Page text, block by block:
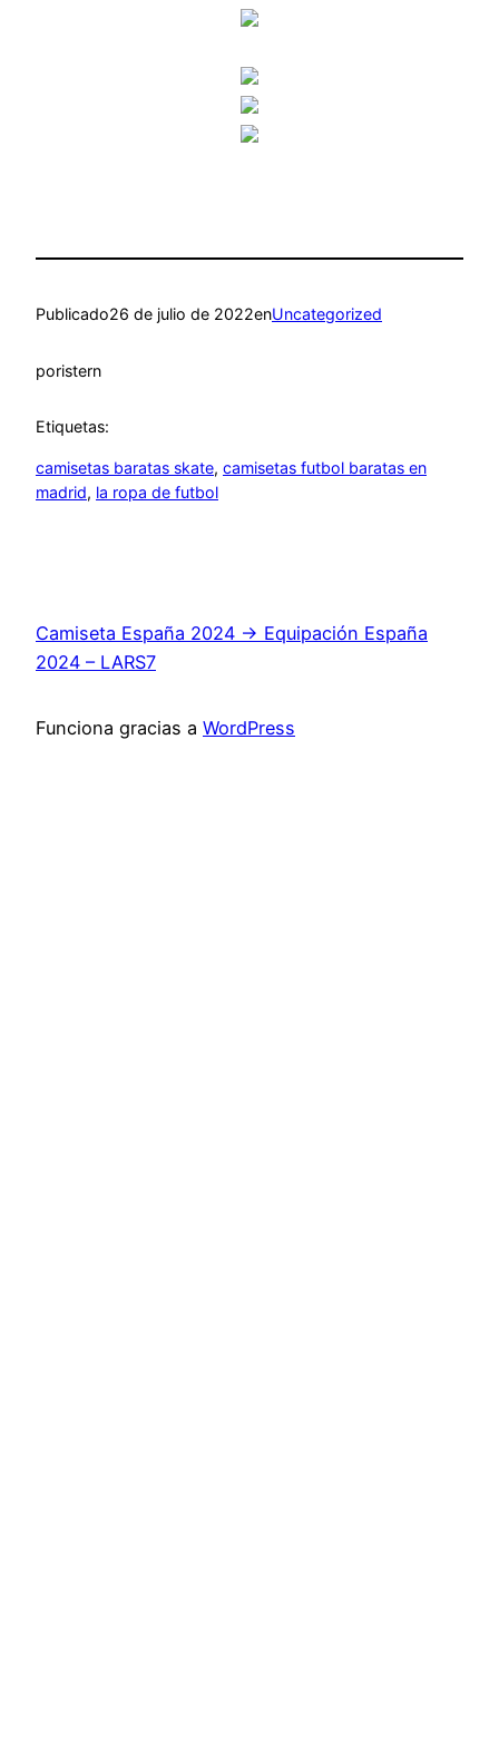
Publicado26 de julio de 2022enUncategorized
poristern
Etiquetas:
camisetas baratas skate, camisetas futbol baratas en
madrid, la ropa de futbol
Camiseta España 2024 → Equipación España
2024 – LARS7
Funciona gracias a WordPress